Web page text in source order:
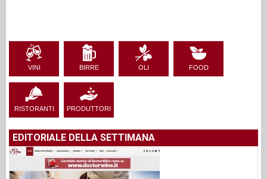
VINI BIRRE OLI FOOD
RISTORANTI PRODUTTORI
EDITORIALE DELLA SETTIMANA